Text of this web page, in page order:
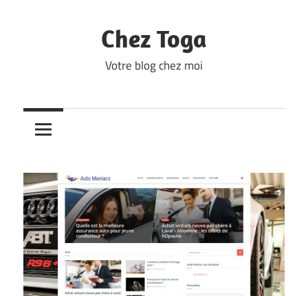
Chez Toga
Votre blog chez moi